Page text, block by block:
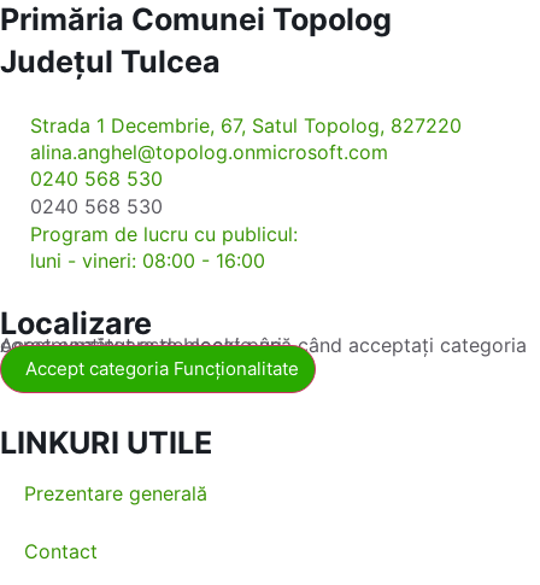
Primăria Comunei Topolog
Județul Tulcea
Strada 1 Decembrie, 67, Satul Topolog, 827220
alina.anghel@topolog.onmicrosoft.com
0240 568 530
0240 568 530
Program de lucru cu publicul:
luni - vineri: 08:00 - 16:00
Localizare
Acest conținut este blocat până când acceptați categoria corespunzătoare de cookie-uri.
Accept categoria Funcționalitate
LINKURI UTILE
Prezentare generală
Contact